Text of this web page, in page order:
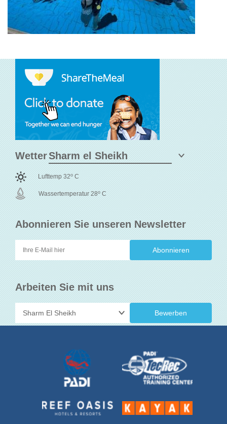
Abonnieren Sie unseren Newsletter
Arbeiten Sie mit uns
Bewerben
Wetter
Lufttemp 32o C
Wassertemperatur 28o C